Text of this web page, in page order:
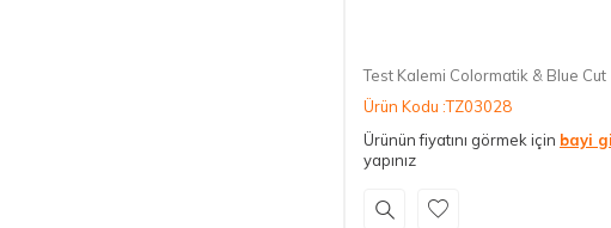
Test Kalemi Colormatik & Blue Cut
Ürün Kodu :TZ03028
Ürünün fiyatını görmek için bayi
yapınız